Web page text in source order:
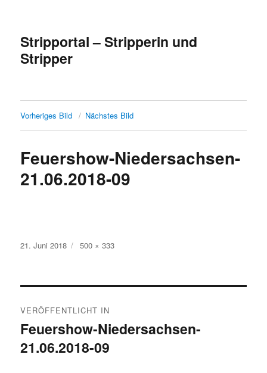
Stripportal – Stripperin und
Stripper
Vorheriges Bild Nächstes Bild
Feuershow-Niedersachsen-
21.06.2018-09
Veröffentlicht
21. Juni 2018
Volle
500 × 333
VERÖFFENTLICHT IN
Feuershow-Niedersachsen-
21.06.2018-09